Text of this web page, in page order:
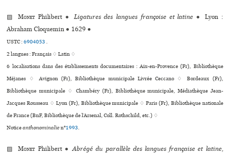
▨Monet Philibert ● Ligatures des langues françoise et latine ●
Lyon :
Abraham Cloquemin ● 1629 ●
USTC :6904053.
2 langues :Français ♢Latin ♢
6 localisations dans des établissements documentaires : Aix-en-Provence (Fr), Bibliothèque
Méjanes ♢ Avignon (Fr), Bibliothèque muni­ci­pale Livrée Ceccano ♢ Bordeaux (Fr),
Bibliothèque muni­ci­pale ♢ Chambéry (Fr), Bibliothèque muni­ci­pale, Médiathèque Jean-
Jacques Rousseau ♢ Lyon (Fr), Bibliothèque muni­ci­pale ♢ Paris (Fr), Bibliothèque nationale
de France (BnF, Bibliothèque de l’Arsenal, Coll. Rothschild, etc.) ♢
Noticeanthonominalien°1993.
▨Monet Philibert ● Abrégé du parallèle des langues française et latine,